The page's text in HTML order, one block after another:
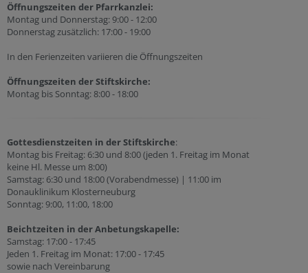
Öffnungszeiten der Pfarrkanzlei:
Montag und Donnerstag: 9:00 - 12:00
Donnerstag zusätzlich: 17:00 - 19:00
In den Ferienzeiten variieren die Öffnungszeiten
Öffnungszeiten derStiftskirche:
Montag bis Sonntag: 8:00 - 18:00
Gottesdienstzeiten in der Stiftskirche:
Montag bis Freitag: 6:30 und 8:00 (jeden 1. Freitag im Monat
keine Hl. Messe um 8:00)
Samstag: 6:30 und 18:00 (Vorabendmesse) | 11:00 im
Donauklinikum Klosterneuburg
Sonntag: 9:00, 11:00, 18:00
Beichtzeiten in der Anbetungskapelle:
Samstag: 17:00 - 17:45
Jeden 1. Freitag im Monat: 17:00 - 17:45
sowie nach Vereinbarung